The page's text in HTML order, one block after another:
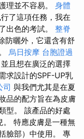
理並不容易。 身體
了這項任務，我在
出色的考試。 整脊
防曬外，它還含有舒
烏日按摩 台胞證過
且想在廣泛的選擇
求設計的SPF-UP乳
司 與我們尤其是在夏
品的配方旨在為皮膚
型。 該產品的好處
。 特應皮膚是一種無
臉部）中使用。 專